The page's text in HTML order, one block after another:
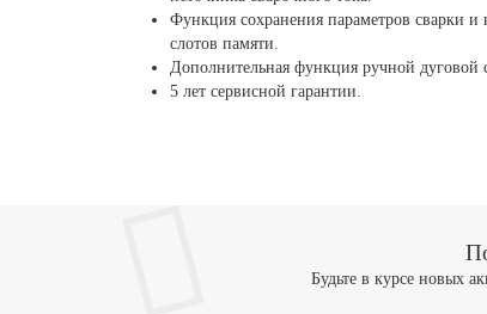
Функция сохранения параметров сварки и
слотов памяти.
Дополнительная функция ручной
5 лет сервисной гарантии.
Будьте в курсе новых